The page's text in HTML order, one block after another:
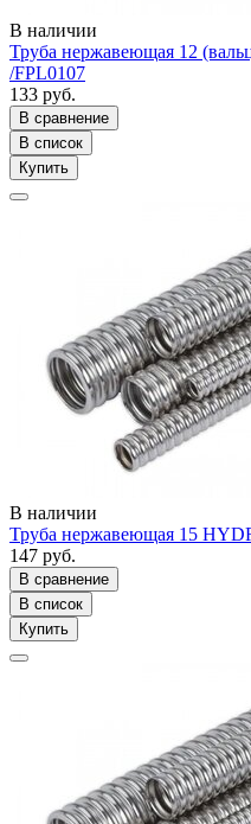
В наличии
Труба нержавеющая 12
/FPL0107
133 руб.
В сравнение
В список
Купить
В наличии
Труба нержавеющая 15
147 руб.
В сравнение
В список
Купить